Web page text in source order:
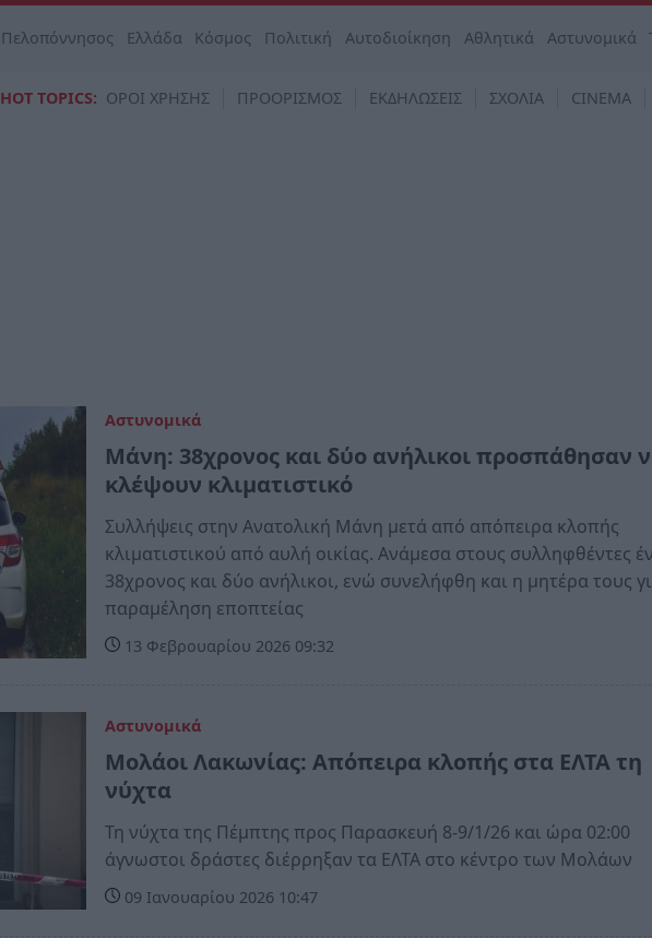
Πελοπόννησος Ελλάδα Κόσμος Πολιτική Αυτοδιοίκηση Αθλητικά Αστυνομικά
HOT TOPICS: ΟΡΟΙ ΧΡΗΣΗΣ ΠΡΟΟΡΙΣΜΟΣ ΕΚΔΗΛΩΣΕΙΣ ΣΧΟΛΙΑ CINEMA
Αστυνομικά
Μάνη: 38χρονος και δύο ανήλικοι προσπάθησαν
κλέψουν κλιματιστικό
Συλλήψεις στην Ανατολική Μάνη μετά από απόπειρα κλοπής
κλιματιστικού από αυλή οικίας. Ανάμεσα στους συλληφθέντες
38χρονος και δύο ανήλικοι, ενώ συνελήφθη και η μητέρα τους
παραμέληση εποπτείας
13 Φεβρουαρίου 2026 09:32
Αστυνομικά
Μολάοι Λακωνίας: Απόπειρα κλοπής στα ΕΛΤΑ τη
νύχτα
Τη νύχτα της Πέμπτης προς Παρασκευή 8-9/1/26 και ώρα 02:00
άγνωστοι δράστες διέρρηξαν τα ΕΛΤΑ στο κέντρο των Μολάων
09 Ιανουαρίου 2026 10:47